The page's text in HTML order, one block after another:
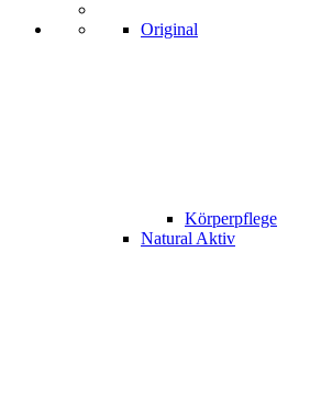
Original
Körperpflege
Natural Aktiv